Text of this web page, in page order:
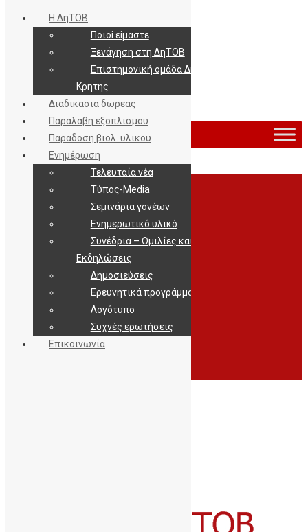
Εισοδος / Εγγραφη
Archives
Η ΔηΤΟΒ
Ποιοi εiμαστε
Ξενάγηση στη ΔηΤΟΒ
Επιστημονική ομάδα ΔηΤΟΒ
Κρητης
Διαδικασια δωρεας
Παραλαβη εξοπλισμου
Παραδοση βιολ. υλικου
Ενημέρωση
Τελευταία νέα
Τύπος-Media
Σεμινάρια γονέων
Ενημερωτικό υλικό
Συνέδρια – Ομιλίες και
Εκδηλώσεις
Δημοσιεύσεις
Ερευνητικά προγράμματα
Λογότυπο
Συχνές ερωτήσεις
Επικοινωνία